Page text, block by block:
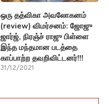
ஒரு தத்விகா அவலோகனம்
(review) விமர்சனம்: ஜோஜு
ஜார்ஜ், நிரஞ்ச் ராஜு பிள்ளை
இந்த மந்தமான படத்தை
காப்பாற்ற தவறிவிட்டனர்!!!
31/12/2021